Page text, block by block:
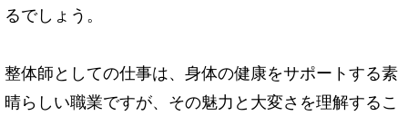
るでしょう。
整体師としての仕事は、身体の健康をサポートする素
晴らしい職業ですが、その魅力と大変さを理解するこ